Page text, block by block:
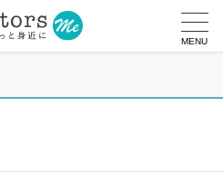
MENU